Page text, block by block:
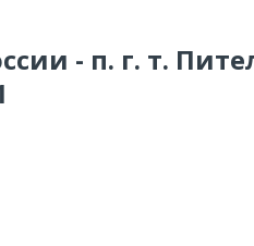
- п. г. т.